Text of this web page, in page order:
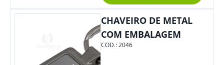
Mesmo Para Presentear
Colaboradores.
CHAVEIRO DE METAL
COM EMBALAGEM
COD.:2046